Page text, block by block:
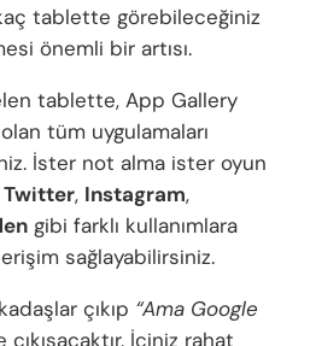
tablette görebileceğiniz
önemli bir artısı.
tablette, App Gallery
tüm uygulamaları
İster not alma ister oyun
Twitter, Instagram,
gibi farklı kullanımlara
sağlayabilirsiniz.
çıkıp “Ama Google
İçiniz rahat